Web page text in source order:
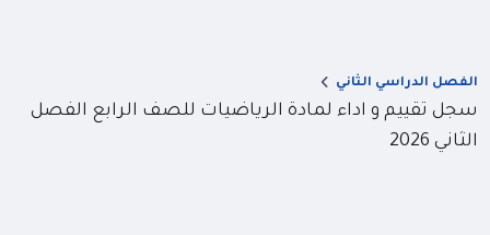
الفصل الدراسي الثاني
سجل تقييم و اداء لمادة الرياضيات للصف الرابع الفصل
الثاني 2026